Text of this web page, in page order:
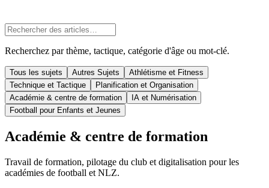
Recherchez par thème, tactique, catégorie d'âge ou mot-clé.
Tous les sujets Autres Sujets
Athlétisme et Fitness
Technique et Tactique
Planification et Organisation
Académie & centre de formation
IA et Numérisation
Football pour Enfants et Jeunes
Académie & centre de formation
Travail de formation, pilotage du club et digitalisation pour les
académies de football et NLZ.